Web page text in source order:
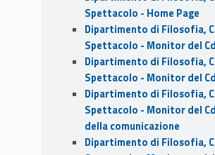
Spettacolo - Home Page
Dipartimento di Filosofia,
Spettacolo - Monitor del
Dipartimento di Filosofia,
Spettacolo - Monitor del
Dipartimento di Filosofia,
Spettacolo - Monitor del
della comunicazione
Dipartimento di Filosofia,